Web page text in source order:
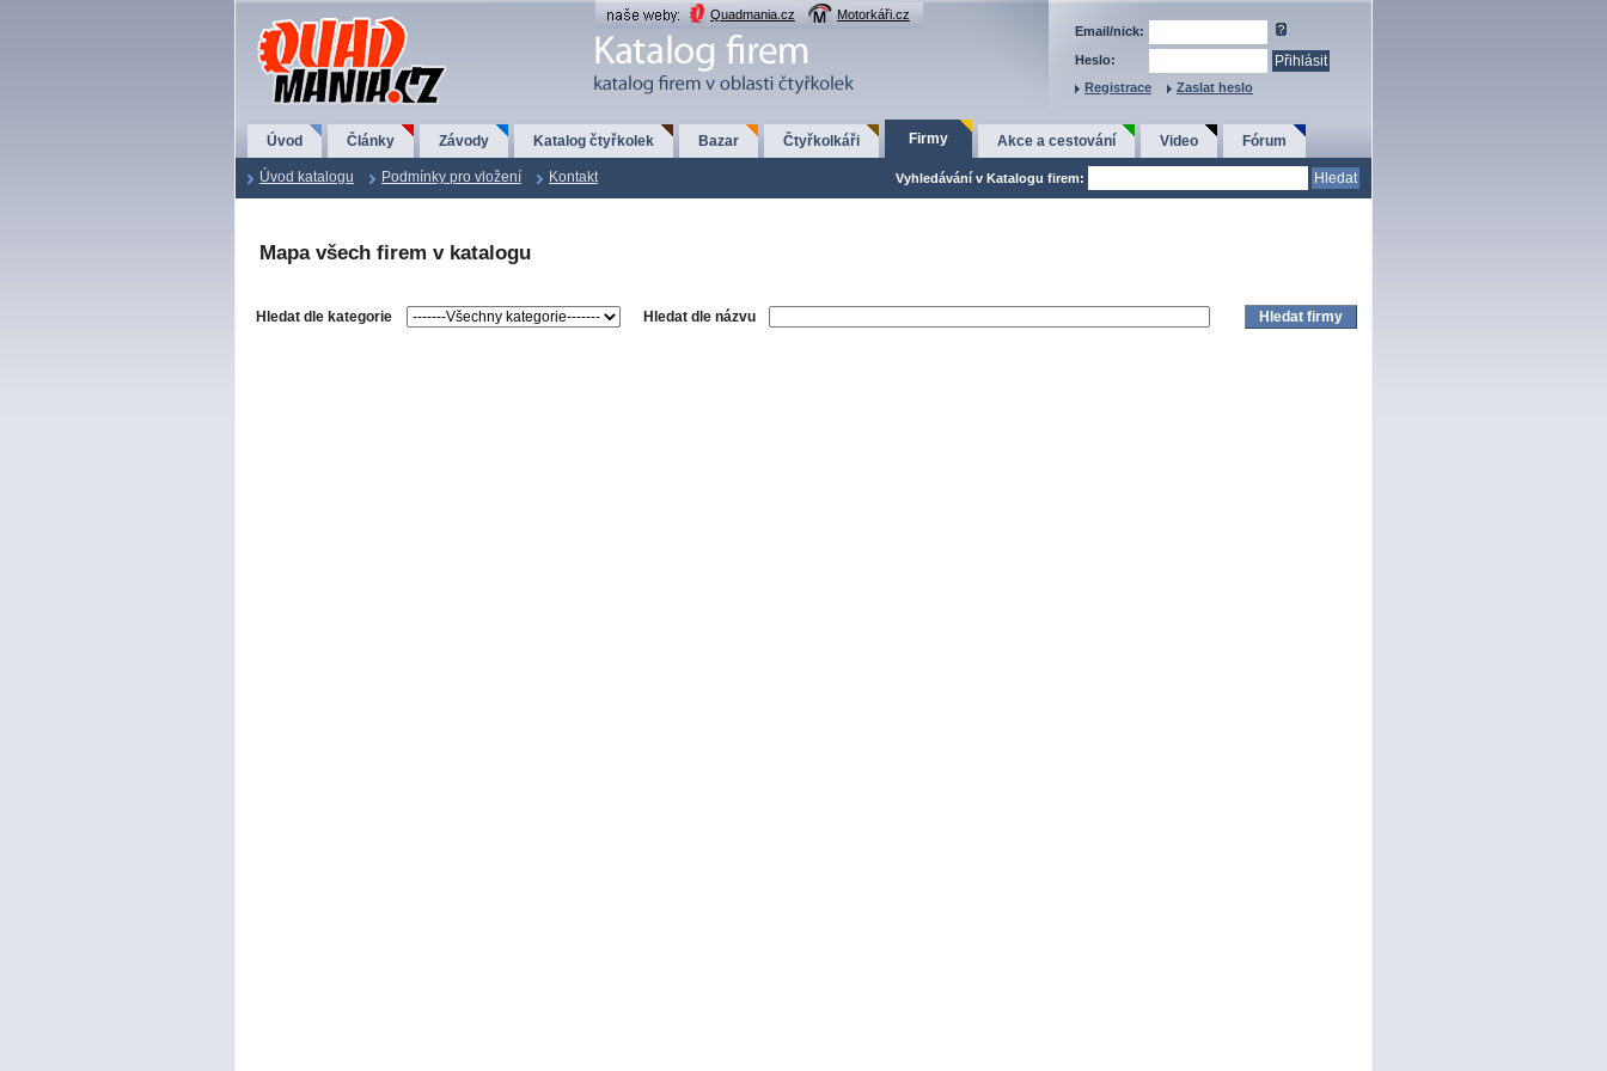
QuadMania.cz Quadmania.cz
Motorkáři.cz
Email/nick:
Heslo:
Registrace
Zaslat heslo
Úvod Články Závody Katalog čtyřkolek Bazar Čtyřkolkáři Firmy Akce a cestování Video Fórum
Úvod katalogu Podmínky pro vložení Kontakt Vyhledávání v Katalogu firem:
Mapa všech firem v katalogu
Hledat dle kategorie Hledat dle názvu